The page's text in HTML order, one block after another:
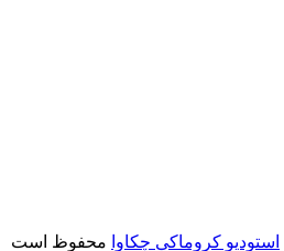
استودیو کروماکی چکاوا محفوظ است